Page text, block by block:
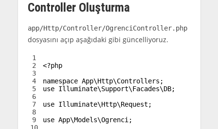
Controller Oluşturma
app/Http/Controller/OgrenciController.php
dosyasını açıp aşağıdaki gibi güncelliyoruz.
1
2
3
4
5
6
7
8
9
<?php
namespace App\Http\Controllers ;
use Illuminate\Support\Facades\DB;
use Illuminate\Http\Request ;
use App\Models\Ogrenci;